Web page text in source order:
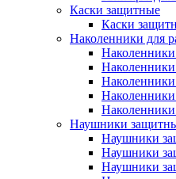
Каски защитные
Каски
Наколенники для
Наушники
Наушники
Наушники
Наушники